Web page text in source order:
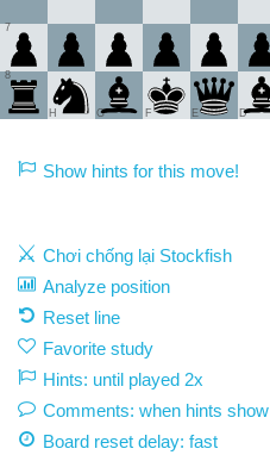
7
8
D
E
F
G
H
Show hints for this move!
Chơi chống lại Stockfish
Analyze position
Reset line
Favorite study
Hints: until played 2x
Comments: when hints show
Board reset delay: fast